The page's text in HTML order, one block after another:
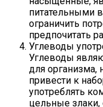
питательными
ограничить
предпочитать
Углеводы
Углеводы
для организма,
привести к
употреблять
цельные